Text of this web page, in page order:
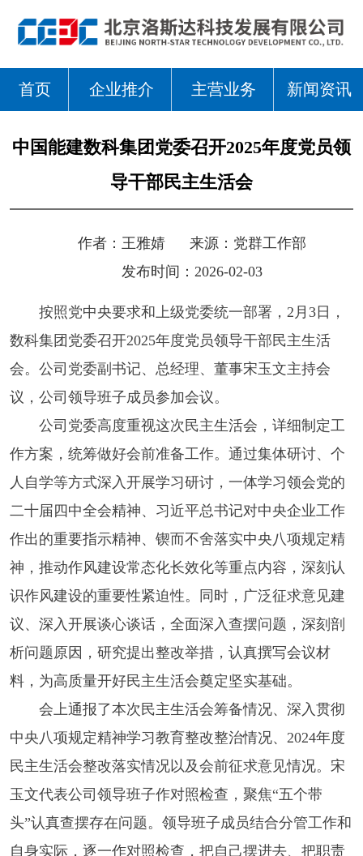
首页 企业推介 主营业务 新闻资讯
中国能建数科集团党委召开2025年度党员领
导干部民主生活会
作者： 王雅婧 来源： 党群工作部
发布时间：2026-02-03
按照党中央要求和上级党委统一部署，2月3日，
数科集团党委召开2025年度党员领导干部民主生活
会。公司党委副书记、总经理、董事宋玉文主持会
议，公司领导班子成员参加会议。
公司党委高度重视这次民主生活会，详细制定工
作方案，统筹做好会前准备工作。通过集体研讨、个
人自学等方式深入开展学习研讨，一体学习领会党的
二十届四中全会精神、习近平总书记对中央企业工作
作出的重要指示精神、锲而不舍落实中央八项规定精
神，推动作风建设常态化长效化等重点内容，深刻认
识作风建设的重要性紧迫性。同时，广泛征求意见建
议、深入开展谈心谈话，全面深入查摆问题，深刻剖
析问题原因，研究提出整改举措，认真撰写会议材
料，为高质量开好民主生活会奠定坚实基础。
会上通报了本次民主生活会筹备情况、深入贯彻
中央八项规定精神学习教育整改整治情况、2024年度
民主生活会整改落实情况以及会前征求意见情况。宋
玉文代表公司领导班子作对照检查，聚焦“五个带
头”认真查摆存在问题。领导班子成员结合分管工作和
自身实际，逐一作对照检查，把自己摆进去、把职责